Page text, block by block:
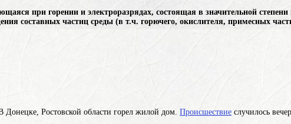
при горении и электроразрядах, состоящая в значительной
составных частиц среды (в т.ч. горючего, окислителя, примесных
Донецке, Ростовской области горел жилой дом. Происшествие случилось